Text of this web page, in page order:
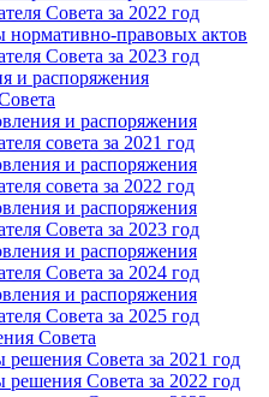
Cовета за 2022 год
нормативно-правовых актов
Cовета за 2023 год
и распоряжения
и распоряжения
совета за 2021 год
и распоряжения
совета за 2022 год
и распоряжения
Cовета за 2023 год
и распоряжения
Cовета за 2024 год
и распоряжения
Cовета за 2025 год
Cовета
решения Совета за 2021 год
решения Совета за 2022 год